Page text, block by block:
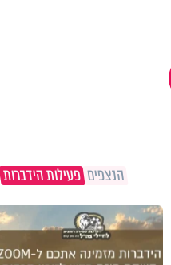
הנצפיםפעילות הידברות